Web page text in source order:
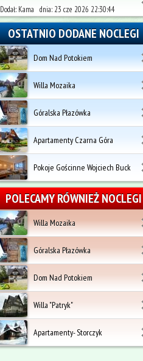
Dodał: Kama dnia: 23 cze 2026 22:30:44
OSTATNIO DODANE NOCLEGI
Dom Nad Potokiem
Willa Mozaika
Góralska Płazówka
Apartamenty Czarna Góra
Pokoje Gościnne Wojciech Buck
POLECAMY RÓWNIEŻ NOCLEGI
Willa Mozaika
Góralska Płazówka
Dom Nad Potokiem
Willa "Patryk"
Apartamenty- Storczyk